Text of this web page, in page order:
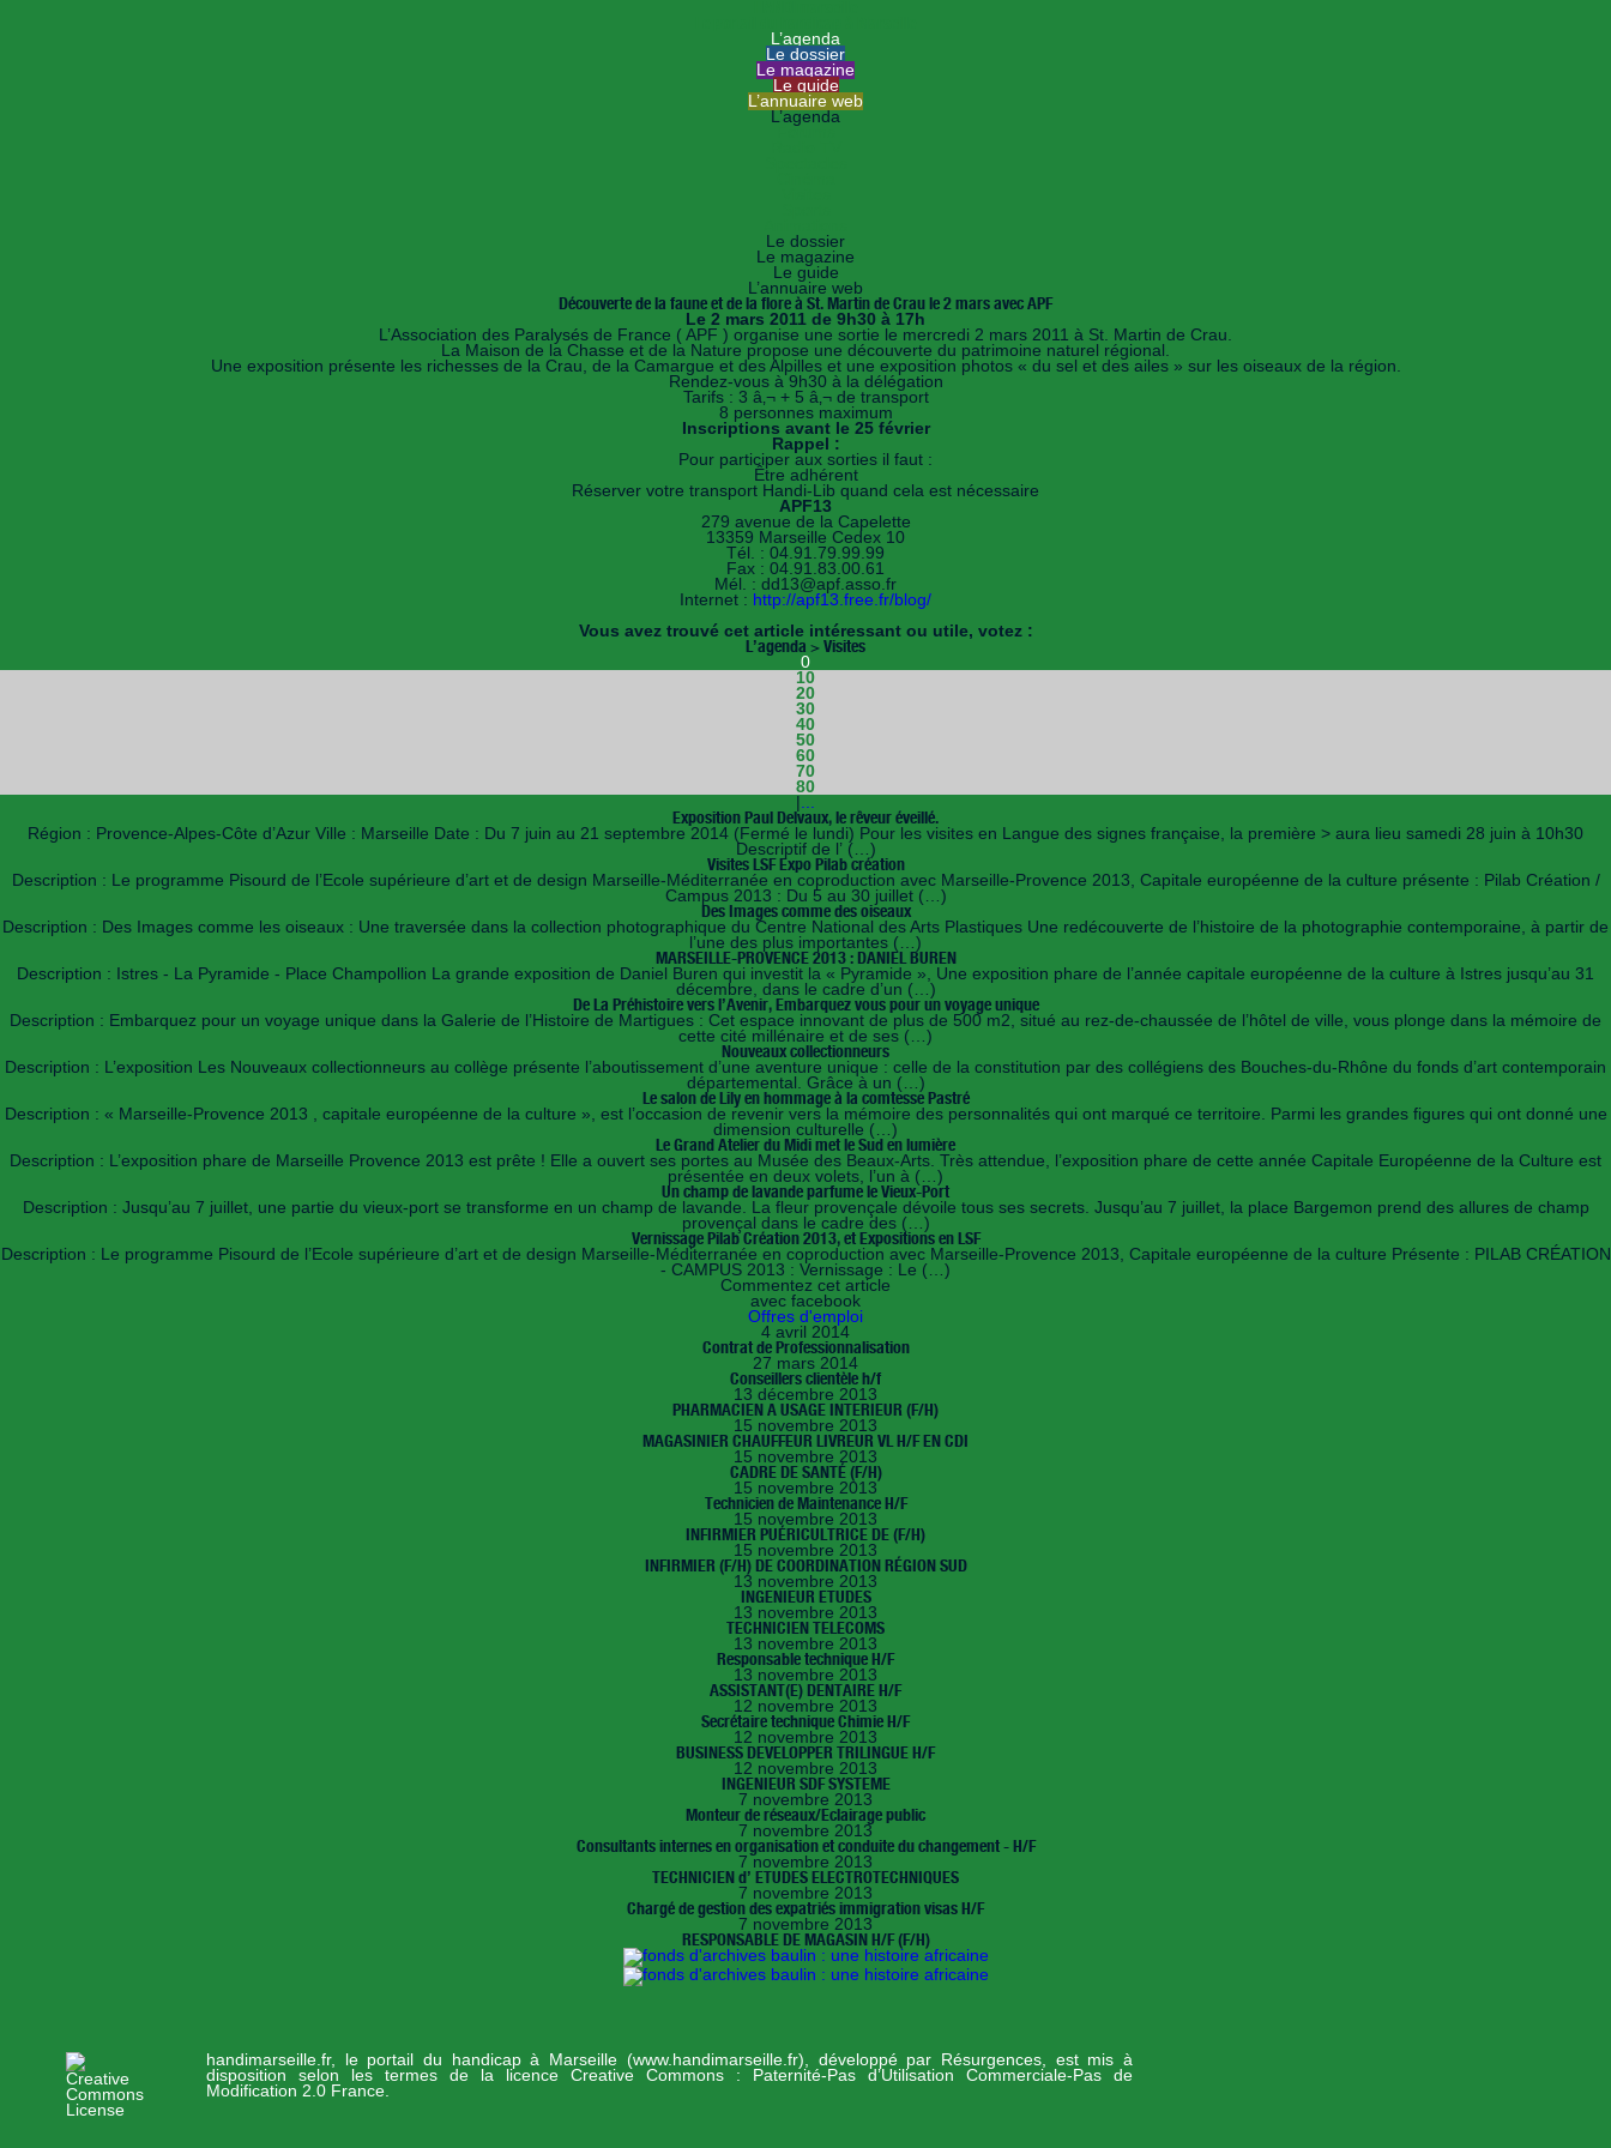
L’agenda
Le dossier
Le magazine
Le guide
L’annuaire web
L’agenda
Le dossier
Le magazine
Le guide
L’annuaire web
Découverte de la faune et de la flore à St. Martin de Crau le 2 mars avec APF
Le 2 mars 2011 de 9h30 à 17h
L’Association des Paralysés de France ( APF ) organise une sortie le mercredi 2 mars 2011 à St. Martin de Crau.
La Maison de la Chasse et de la Nature propose une découverte du patrimoine naturel régional.
Une exposition présente les richesses de la Crau, de la Camargue et des Alpilles et une exposition photos « du sel et des ailes » sur les oiseaux de la région.
Rendez-vous à 9h30 à la délégation
Tarifs : 3 â‚¬ + 5 â‚¬ de transport
8 personnes maximum
Inscriptions avant le 25 février
Rappel :
Pour participer aux sorties il faut :
Être adhérent
Réserver votre transport Handi-Lib quand cela est nécessaire
APF13
279 avenue de la Capelette
13359 Marseille Cedex 10
Tél. : 04.91.79.99.99
Fax : 04.91.83.00.61
Mél. : dd13@apf.asso.fr
Internet : http://apf13.free.fr/blog/
Vous avez trouvé cet article intéressant ou utile, votez :
L’agenda > Visites
0
10
20
30
40
50
60
70
80
...
Exposition Paul Delvaux, le rêveur éveillé.
Région : Provence-Alpes-Côte d’Azur Ville : Marseille Date : Du 7 juin au 21 septembre 2014 (Fermé le lundi) Pour les visites en Langue des signes française, la première > aura lieu samedi 28 juin à 10h30
Descriptif de l’ (…)
Visites LSF Expo Pilab création
Description : Le programme Pisourd de l’Ecole supérieure d’art et de design Marseille-Méditerranée en coproduction avec Marseille-Provence 2013, Capitale européenne de la culture présente : Pilab Création /
Campus 2013 : Du 5 au 30 juillet (…)
Des Images comme des oiseaux
Description : Des Images comme les oiseaux : Une traversée dans la collection photographique du Centre National des Arts Plastiques Une redécouverte de l’histoire de la photographie contemporaine, à partir de
l’une des plus importantes (…)
MARSEILLE-PROVENCE 2013 : DANIEL BUREN
Description : Istres - La Pyramide - Place Champollion La grande exposition de Daniel Buren qui investit la « Pyramide », Une exposition phare de l’année capitale européenne de la culture à Istres jusqu’au 31
décembre, dans le cadre d’un (…)
De La Préhistoire vers l’Avenir, Embarquez vous pour un voyage unique
Description : Embarquez pour un voyage unique dans la Galerie de l’Histoire de Martigues : Cet espace innovant de plus de 500 m2, situé au rez-de-chaussée de l’hôtel de ville, vous plonge dans la mémoire de
cette cité millénaire et de ses (…)
Nouveaux collectionneurs
Description : L’exposition Les Nouveaux collectionneurs au collège présente l’aboutissement d’une aventure unique : celle de la constitution par des collégiens des Bouches-du-Rhône du fonds d’art contemporain
départemental. Grâce à un (…)
Le salon de Lily en hommage à la comtesse Pastré
Description : « Marseille-Provence 2013 , capitale européenne de la culture », est l’occasion de revenir vers la mémoire des personnalités qui ont marqué ce territoire. Parmi les grandes figures qui ont donné une
dimension culturelle (…)
Le Grand Atelier du Midi met le Sud en lumière
Description : L’exposition phare de Marseille Provence 2013 est prête ! Elle a ouvert ses portes au Musée des Beaux-Arts. Très attendue, l’exposition phare de cette année Capitale Européenne de la Culture est
présentée en deux volets, l’un à (…)
Un champ de lavande parfume le Vieux-Port
Description : Jusqu’au 7 juillet, une partie du vieux-port se transforme en un champ de lavande. La fleur provençale dévoile tous ses secrets. Jusqu’au 7 juillet, la place Bargemon prend des allures de champ
provençal dans le cadre des (…)
Vernissage Pilab Création 2013, et Expositions en LSF
Description : Le programme Pisourd de l’Ecole supérieure d’art et de design Marseille-Méditerranée en coproduction avec Marseille-Provence 2013, Capitale européenne de la culture Présente : PILAB CRÉATION
- CAMPUS 2013 : Vernissage : Le (…)
Commentez cet article
avec facebook
Offres d'emploi
4 avril 2014
Contrat de Professionnalisation
27 mars 2014
Conseillers clientèle h/f
13 décembre 2013
PHARMACIEN A USAGE INTERIEUR (F/H)
15 novembre 2013
MAGASINIER CHAUFFEUR LIVREUR VL H/F EN CDI
15 novembre 2013
CADRE DE SANTÉ (F/H)
15 novembre 2013
Technicien de Maintenance H/F
15 novembre 2013
INFIRMIER PUÉRICULTRICE DE (F/H)
15 novembre 2013
INFIRMIER (F/H) DE COORDINATION RÉGION SUD
13 novembre 2013
INGENIEUR ETUDES
13 novembre 2013
TECHNICIEN TELECOMS
13 novembre 2013
Responsable technique H/F
13 novembre 2013
ASSISTANT(E) DENTAIRE H/F
12 novembre 2013
Secrétaire technique Chimie H/F
12 novembre 2013
BUSINESS DEVELOPPER TRILINGUE H/F
12 novembre 2013
INGENIEUR SDF SYSTEME
7 novembre 2013
Monteur de réseaux/Eclairage public
7 novembre 2013
Consultants internes en organisation et conduite du changement - H/F
7 novembre 2013
TECHNICIEN d’ ETUDES ELECTROTECHNIQUES
7 novembre 2013
Chargé de gestion des expatriés immigration visas H/F
7 novembre 2013
RESPONSABLE DE MAGASIN H/F (F/H)
handimarseille.fr, le portail du handicap à Marseille (www.handimarseille.fr), développé par Résurgences, est mis à
disposition selon les termes de la licence Creative Commons : Paternité-Pas d’Utilisation Commerciale-Pas de
Modification 2.0 France.